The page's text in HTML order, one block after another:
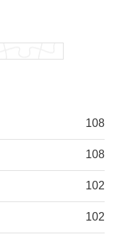
108
108
102
102